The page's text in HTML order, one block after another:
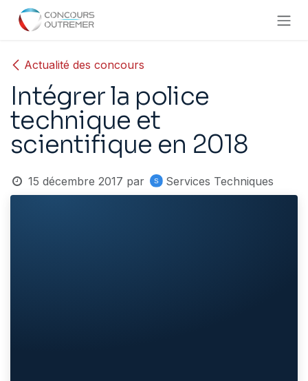
Se rendre au contenu
Actualité des concours
Intégrer la police
technique et
scientifique en 2018
15 décembre 2017 par Services Techniques